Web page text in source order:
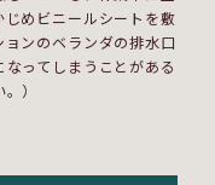
めビニールシートを敷
ンのベランダの排水口
ってしまうことがある
）